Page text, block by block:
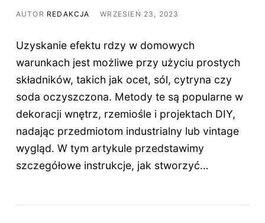
AUTOR REDAKCJA WRZESIEŃ 23, 2023
Uzyskanie efektu rdzy w domowych
warunkach jest możliwe przy użyciu prostych
składników, takich jak ocet, sól, cytryna czy
soda oczyszczona. Metody te są popularne w
dekoracji wnętrz, rzemiośle i projektach DIY,
nadając przedmiotom industrialny lub vintage
wygląd. W tym artykule przedstawimy
szczegółowe instrukcje, jak stworzyć…